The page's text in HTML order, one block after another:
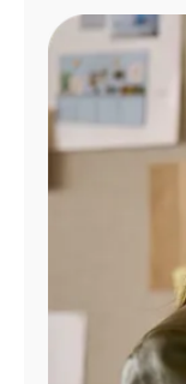
Administrar
cuenta
Encuentra
tienda